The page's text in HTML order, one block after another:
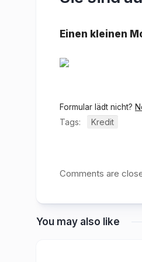
Einen kleinen
Formular lädt nicht?
Tags: Kredit
Comments are
You may also like